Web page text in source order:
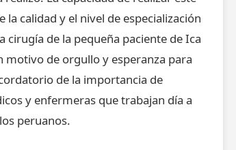
calidad y el nivel de especialización
cirugía de la pequeña paciente de Ica
motivo de orgullo y esperanza para
de la importancia de
y enfermeras que trabajan día a
peruanos.